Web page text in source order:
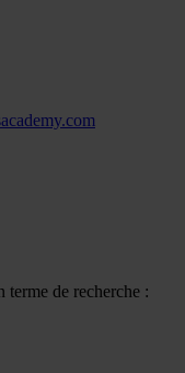
terme de recherche :